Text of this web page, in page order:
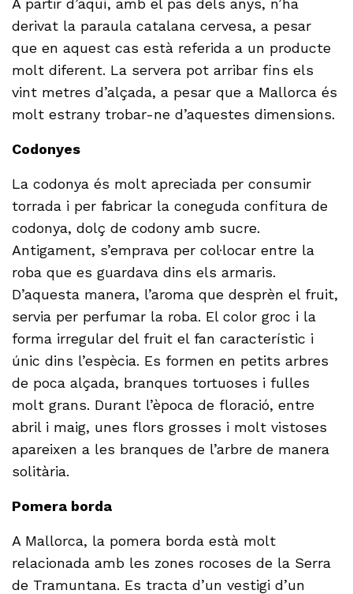
A partir d’aquí, amb el pas dels anys, n’ha
derivat la paraula catalana cervesa, a pesar
que en aquest cas està referida a un producte
molt diferent. La servera pot arribar fins els
vint metres d’alçada, a pesar que a Mallorca és
molt estrany trobar-ne d’aquestes dimensions.
Codonyes
La codonya és molt apreciada per consumir
torrada i per fabricar la coneguda confitura de
codonya, dolç de codony amb sucre.
Antigament, s’emprava per col·locar entre la
roba que es guardava dins els armaris.
D’aquesta manera, l’aroma que desprèn el fruit,
servia per perfumar la roba. El color groc i la
forma irregular del fruit el fan característic i
únic dins l’espècia. Es formen en petits arbres
de poca alçada, branques tortuoses i fulles
molt grans. Durant l’època de floració, entre
abril i maig, unes flors grosses i molt vistoses
apareixen a les branques de l’arbre de manera
solitària.
Pomera borda
A Mallorca, la pomera borda està molt
relacionada amb les zones rocoses de la Serra
de Tramuntana. Es tracta d’un vestigi d’un